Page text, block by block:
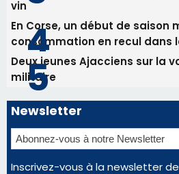
Inscrivez-vous à la newsletter de
email les infos les plus
nos meilleurs articles
Régie publicitaire